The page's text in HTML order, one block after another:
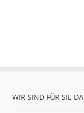
WIR SIND FÜR SIE DA